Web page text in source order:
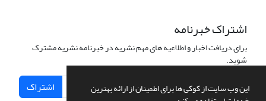
این وب سایت از کوکی ها برای اطمینان از ارائه بهترین
اشتراک خبرنامه
برای دریافت اخبار و اطلاعیه های مهم نشریه در خبرنامه نشریه مشترک
شوید.
اشتراک